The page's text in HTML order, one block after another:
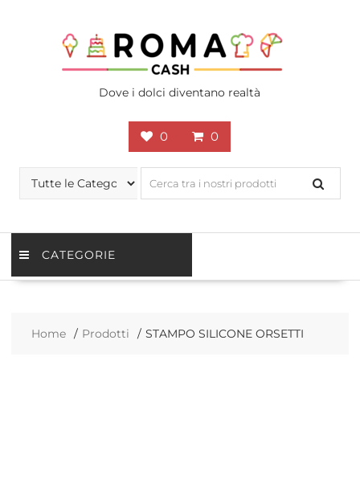
Dove i dolci diventano realtà
0 0
CATEGORIE
Home Prodotti STAMPO SILICONE ORSETTI